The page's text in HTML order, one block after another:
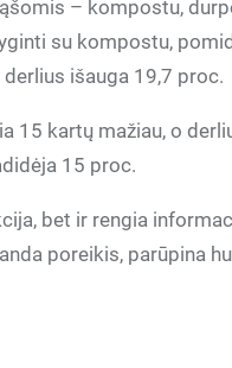
– kompostu,
su kompostu,
išauga 19,7 proc.
15 kartų mažiau, o
15 proc.
bet ir rengia
poreikis, parūpina